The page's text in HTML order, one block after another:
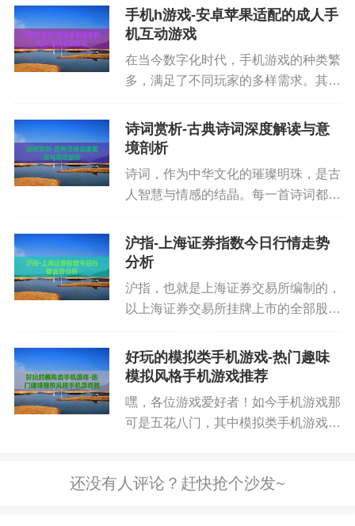
五、使用浏览器安全扩展和 DNS 防护
安装可信的安全插件，可自动识别恶意网站。配置
鱼域名。企业与学校可采用网关防火墙统一过滤。
即使访问到假网站，只要私钥和助记词未泄露，资
机上后，依然保持着极高的热度。对于
喜欢射击游戏的玩家来说，它就像是一
手机h游戏-安卓苹果适配的成人手
机互动游戏
在当今数字化时代，手机游戏的种类繁
多，满足了不同玩家的多样需求。其
感的领域。这类游戏往往包含成人内
容，与普通的大众游戏在内容和受众群
诗词赏析-古典诗词深度解读与意
境剖析
诗词，作为中华文化的璀璨明珠，是古
人智慧与情感的结晶。每一首诗词都像
富多彩的生活、细腻动人的情感以及对
人生、自然的深刻思考。诗词赏析就像
沪指-上海证券指数今日行情走势
分析
沪指，也就是上海证券交易所编制的，
以上海证券交易所挂牌上市的全部股票
合股价指数，它可是中国股票市场的一
个重要风向标，就像大海里的指南针，
好玩的模拟类手机游戏-热门趣味
模拟风格手机游戏推荐
嘿，各位游戏爱好者！如今手机游戏那
可是五花八门，其中模拟类手机游戏凭
种不同的生活和职业，就像打开了一扇